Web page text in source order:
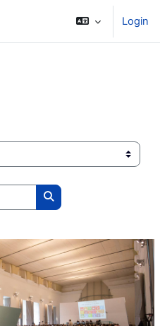
Login
Cerca corsi